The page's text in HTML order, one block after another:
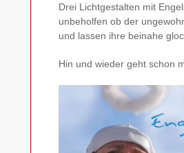
Drei Lichtgestalten mit
unbeholfen ob der
und lassen ihre beinahe
Hin und wieder geht schon